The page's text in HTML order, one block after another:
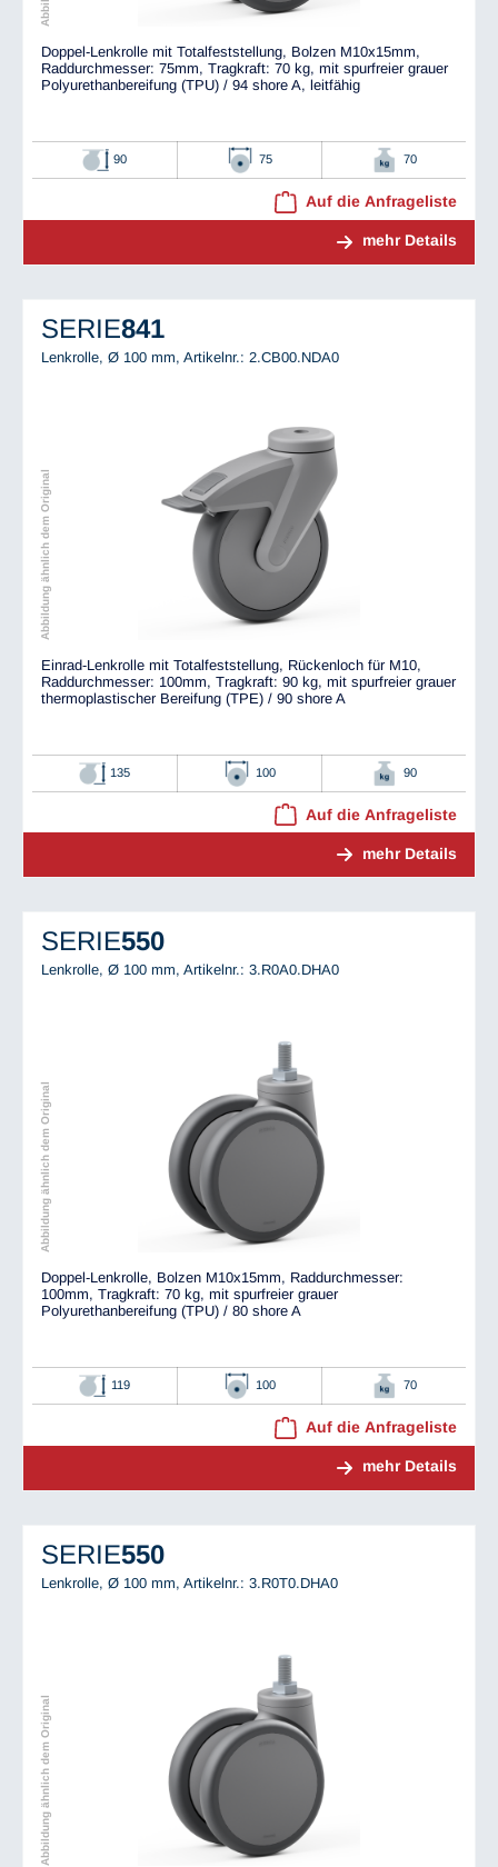
Doppel-Lenkrolle mit Totalfeststellung, Bolzen M10x15mm,
Raddurchmesser: 75mm, Tragkraft: 70 kg, mit spurfreier grauer
Polyurethanbereifung (TPU) / 94 shore A, leitfähig
90 75 70
Auf die Anfrageliste
mehr Details
SERIE841
Lenkrolle, Ø 100 mm, Artikelnr.: 2.CB00.NDA0
Abbildung ähnlich dem Original
Einrad-Lenkrolle mit Totalfeststellung, Rückenloch für M10,
Raddurchmesser: 100mm, Tragkraft: 90 kg, mit spurfreier grauer
thermoplastischer Bereifung (TPE) / 90 shore A
135 100 90
Auf die Anfrageliste
mehr Details
SERIE550
Lenkrolle, Ø 100 mm, Artikelnr.: 3.R0A0.DHA0
Abbildung ähnlich dem Original
Doppel-Lenkrolle, Bolzen M10x15mm, Raddurchmesser:
100mm, Tragkraft: 70 kg, mit spurfreier grauer
Polyurethanbereifung (TPU) / 80 shore A
119 100 70
Auf die Anfrageliste
mehr Details
SERIE550
Lenkrolle, Ø 100 mm, Artikelnr.: 3.R0T0.DHA0
Abbildung ähnlich dem Original